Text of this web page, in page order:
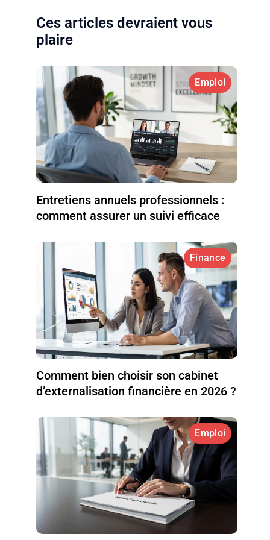
Ces articles devraient vous
plaire
Emploi
Entretiens annuels professionnels :
comment assurer un suivi efficace
Finance
Comment bien choisir son cabinet
d’externalisation financière en 2026 ?
Emploi